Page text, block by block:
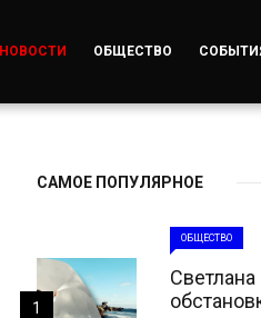
НОВОСТИ ОБЩЕСТВО
САМОЕ ПОПУЛЯРНОЕ
ОБЩЕСТВО
1